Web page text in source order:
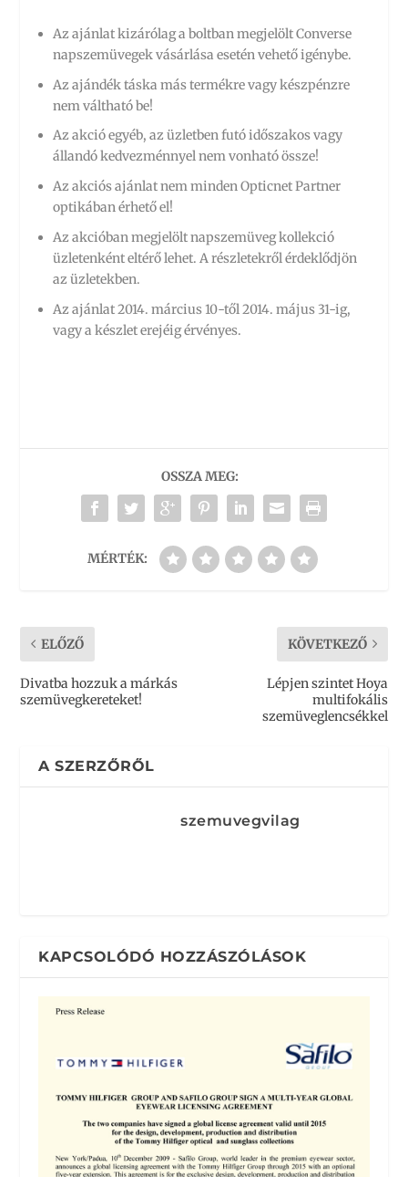
Az ajánlat kizárólag a boltban megjelölt Converse
napszemüvegek vásárlása esetén vehető igénybe.
Az ajándék táska más termékre vagy készpénzre
nem váltható be!
Az akció egyéb, az üzletben futó időszakos vagy
állandó kedvezménnyel nem vonható össze!
Az akciós ajánlat nem minden Opticnet Partner
optikában érhető el!
Az akcióban megjelölt napszemüveg kollekció
üzletenként eltérő lehet. A részletekről érdeklődjön
az üzletekben.
Az ajánlat 2014. március 10-től 2014. május 31-ig,
vagy a készlet erejéig érvényes.
OSSZA MEG:
MÉRTÉK:
ELŐZŐ
Divatba hozzuk a márkás
szemüvegkereteket!
KÖVETKEZŐ
Lépjen szintet Hoya
multifokális
szemüveglencsékkel
A SZERZŐRŐL
szemuvegvilag
KAPCSOLÓDÓ HOZZÁSZÓLÁSOK